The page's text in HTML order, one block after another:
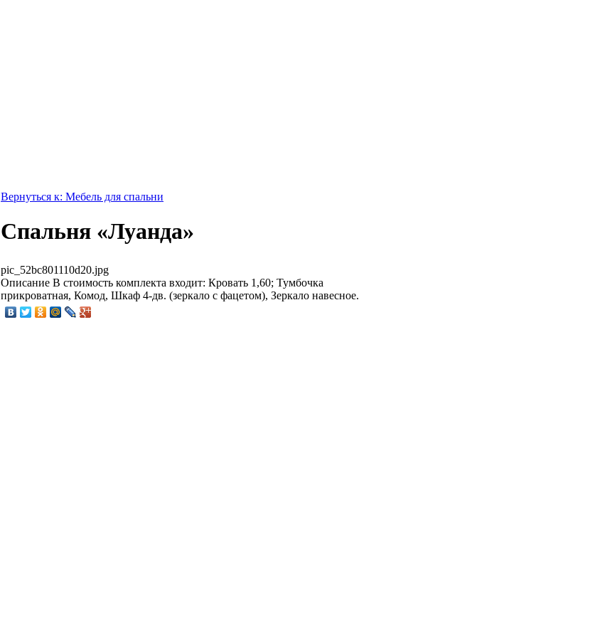
Вернуться к: Мебель для спальни
Спальня «Луанда»
pic_52bc801110d20.jpg
Описание В стоимость комплекта входит: Кровать 1,60; Тумбочка
прикроватная, Комод, Шкаф 4-дв. (зеркало с фацетом), Зеркало навесное.